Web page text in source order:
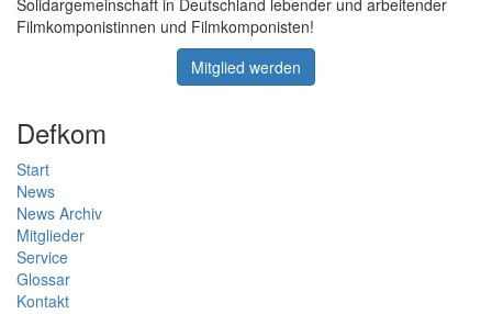
Solidargemeinschaft in Deutschland lebender und arbeitender
Filmkomponistinnen und Filmkomponisten!
Mitglied werden
Defkom
Start
News
News Archiv
Mitglieder
Service
Glossar
Kontakt